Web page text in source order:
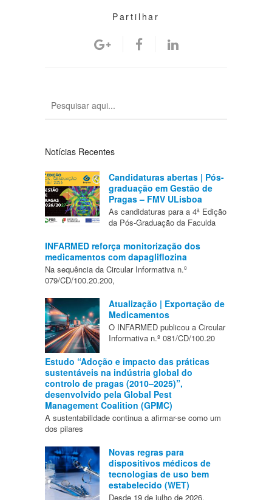
Partilhar
Notícias Recentes
Candidaturas abertas | Pós-
graduação em Gestão de
Pragas – FMV ULisboa
As candidaturas para a 4ª Edição
da Pós-Graduação da Faculda
INFARMED reforça monitorização dos
medicamentos com dapagliflozina
Na sequência da Circular Informativa n.º
079/CD/100.20.200,
Atualização | Exportação de
Medicamentos
O INFARMED publicou a Circular
Informativa n.º 081/CD/100.20
Estudo “Adoção e impacto das práticas
sustentáveis na indústria global do
controlo de pragas (2010–2025)”,
desenvolvido pela Global Pest
Management Coalition (GPMC)
A sustentabilidade continua a afirmar-se como um
dos pilares
Novas regras para
dispositivos médicos de
tecnologias de uso bem
estabelecido (WET)
Desde 19 de julho de 2026,